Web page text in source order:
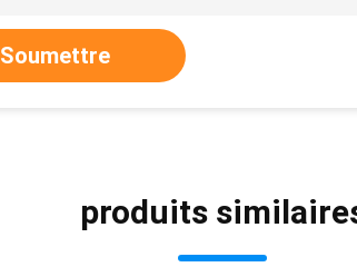
Soumettre
produits